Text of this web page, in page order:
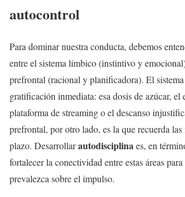
autocontrol
Para dominar nuestra conducta, debemos
entre el sistema límbico (instintivo y
prefrontal (racional y planificadora). El
gratificación inmediata: esa dosis de azúcar, el
plataforma de streaming o el descanso
prefrontal, por otro lado, es la que recuerda las
plazo. Desarrollarautodisciplinaes, en
fortalecer la conectividad entre estas áreas
prevalezca sobre el impulso.